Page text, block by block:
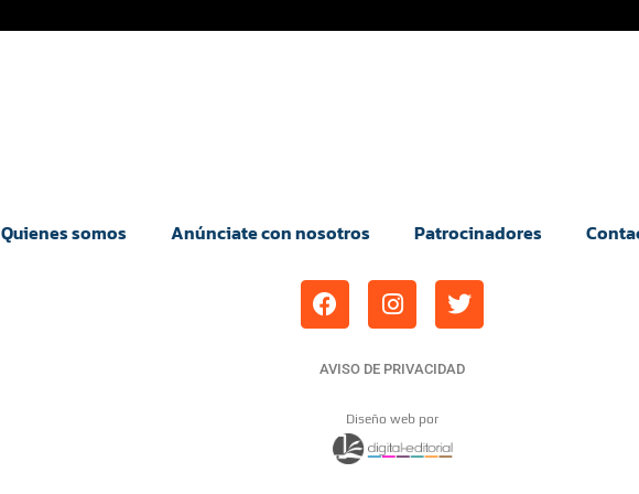
Quienes somos Anúnciate con nosotros Patrocinadores
AVISO DE PRIVACIDAD
Diseño web por